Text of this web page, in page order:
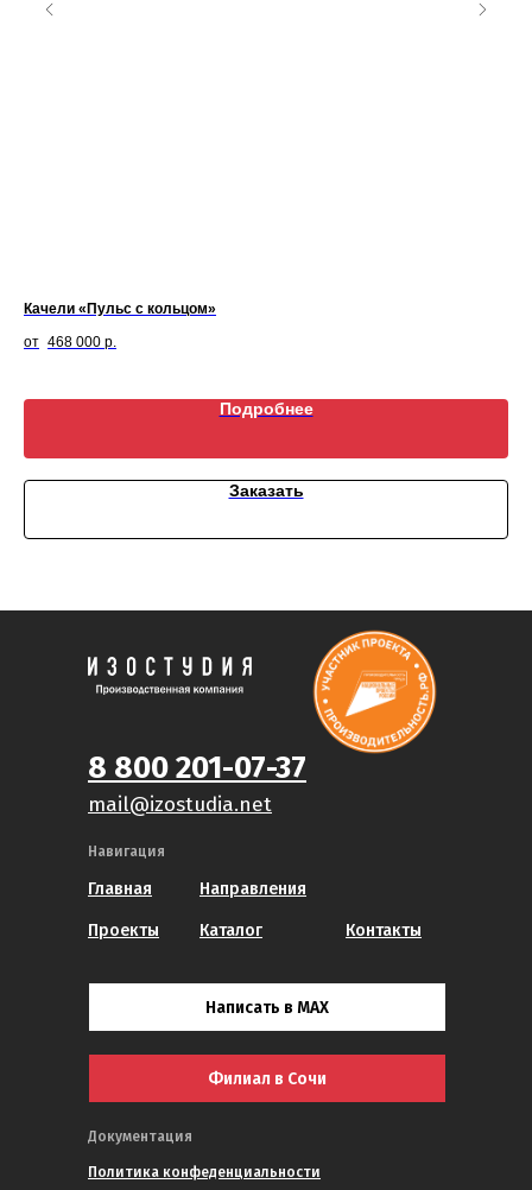
Качели «Пульс с кольцом»
468 000 р.
Подробнее
Заказать
Главная
Политика конфеденциальности
Навигация
Документация
Направления
Каталог Контакты
8 800 201-07-37
Проекты
mail@izostudia.net
Написать в MAX
Филиал в Сочи